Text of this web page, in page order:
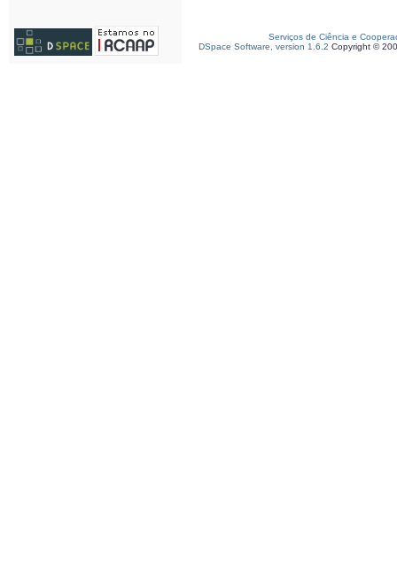
Serviços de Ciência e
DSpace Software, version 1.6.2 Copyright ©